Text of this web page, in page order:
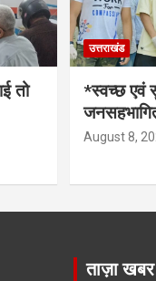
तो
उत्तराखंड
*स्वच्छ एवं
August 8,
ताज़ा खबर